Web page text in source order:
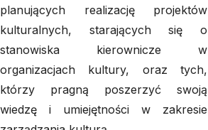
planujących realizację projektów
kulturalnych, starających się o
stanowiska kierownicze w
organizacjach kultury, oraz tych,
którzy pragną poszerzyć swoją
wiedzę i umiejętności w zakresie